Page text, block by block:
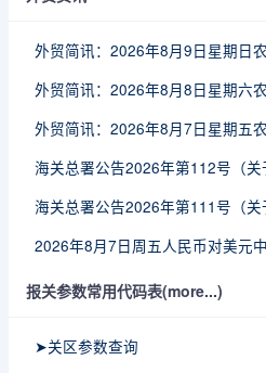
外贸简讯：2026年8月9日星期日
外贸简讯：2026年8月8日星期六
外贸简讯：2026年8月7日星期五
2026年8月7日周五人民币对美元
报关参数常用代码表(more...)
➤关区参数查询